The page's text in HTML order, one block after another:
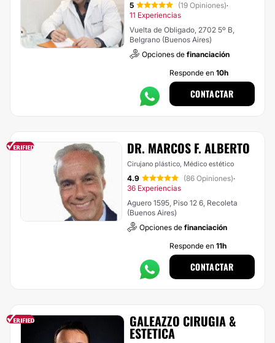
5 (19 Opiniones)·
11 Experiencias
Vuelta de Obligado, 2702 5º B,
Belgrano (Buenos Aires)
Opciones de financiación
Responde en 10h
CONTACTAR
DR. MARCOS F. ALBERTO
Cirujano plástico, Médico estético
4.9 (86 Opiniones)·
36 Experiencias
Aguero 1595, Piso 12 6, Recoleta
(Buenos Aires)
Opciones de financiación
Responde en 11h
CONTACTAR
GALEAZZO CIRUGIA &
ESTETICA